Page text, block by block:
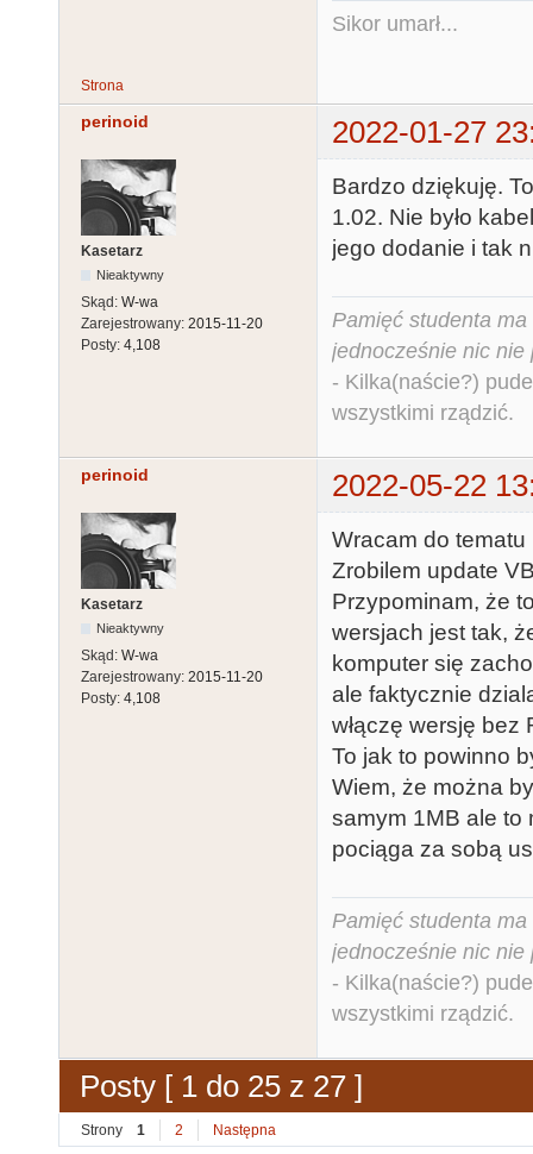
Sikor umarł...
Strona
perinoid 2022-01-27
Kasetarz
Nieaktywny
Skąd: W-wa
Zarejestrowany: 2015-11-20
Posty: 4,108
Bardzo dziękuję.
1.02. Nie było
jego dodanie i tak
Pamięć studenta
jednocześnie nic nie
- Kilka(naście?)
wszystkimi rządzić.
perinoid 2022-05-22
Kasetarz
Nieaktywny
Skąd: W-wa
Zarejestrowany: 2015-11-20
Posty: 4,108
Wracam do
Zrobilem update
Przypominam, że
wersjach jest tak,
komputer się
ale faktycznie
włączę wersję
To jak to powinno
Wiem, że można
samym 1MB ale to
pociąga za sobą
Pamięć studenta
jednocześnie nic nie
- Kilka(naście?)
wszystkimi rządzić.
Posty [ 1 do 25 z 27 ]
Strony 1 2 Następna